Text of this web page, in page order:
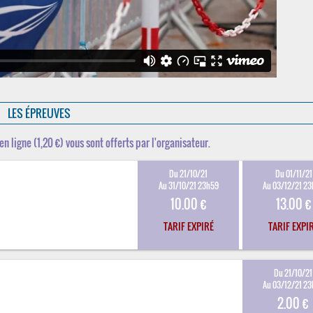
LES ÉPREUVES
ligne (1,20 €) vous sont offerts par l'organisateur.
Du 21/10/21
Au 31/10/21 23h59
10.00 €
TARIF EXPIRÉ
Du 01/11/21
Au 03/12/21
13.00 €
TARIF
Du 21/10/21
Au 03/12/21
2.00 €